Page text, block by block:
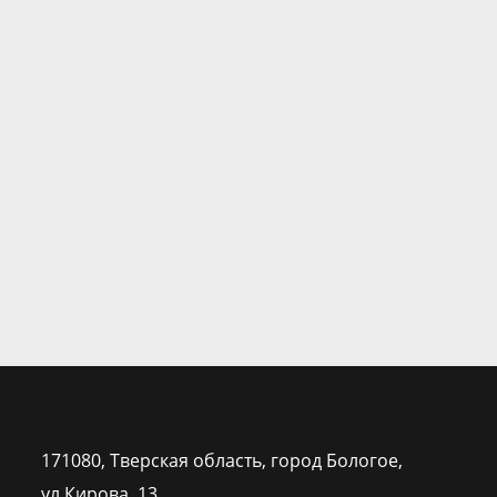
171080, Тверская область, город Бологое,